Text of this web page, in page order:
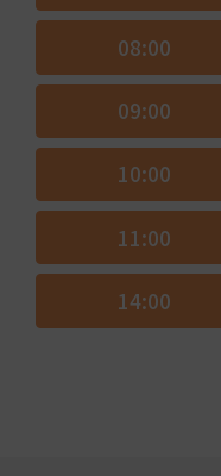
08:00
09:00
10:00
11:00
14:00